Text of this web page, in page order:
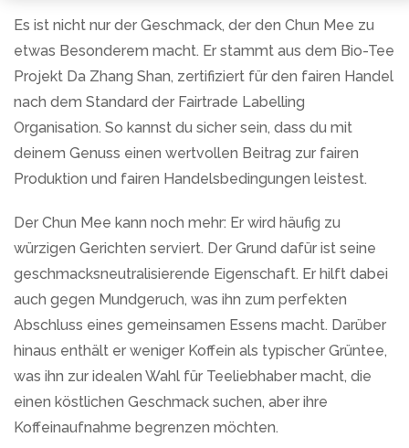
Es ist nicht nur der Geschmack, der den Chun Mee zu
etwas Besonderem macht. Er stammt aus dem Bio-Tee
Projekt Da Zhang Shan, zertifiziert für den fairen Handel
nach dem Standard der Fairtrade Labelling
Organisation. So kannst du sicher sein, dass du mit
deinem Genuss einen wertvollen Beitrag zur fairen
Produktion und fairen Handelsbedingungen leistest.
Der Chun Mee kann noch mehr: Er wird häufig zu
würzigen Gerichten serviert. Der Grund dafür ist seine
geschmacksneutralisierende Eigenschaft. Er hilft dabei
auch gegen Mundgeruch, was ihn zum perfekten
Abschluss eines gemeinsamen Essens macht. Darüber
hinaus enthält er weniger Koffein als typischer Grüntee,
was ihn zur idealen Wahl für Teeliebhaber macht, die
einen köstlichen Geschmack suchen, aber ihre
Koffeinaufnahme begrenzen möchten.